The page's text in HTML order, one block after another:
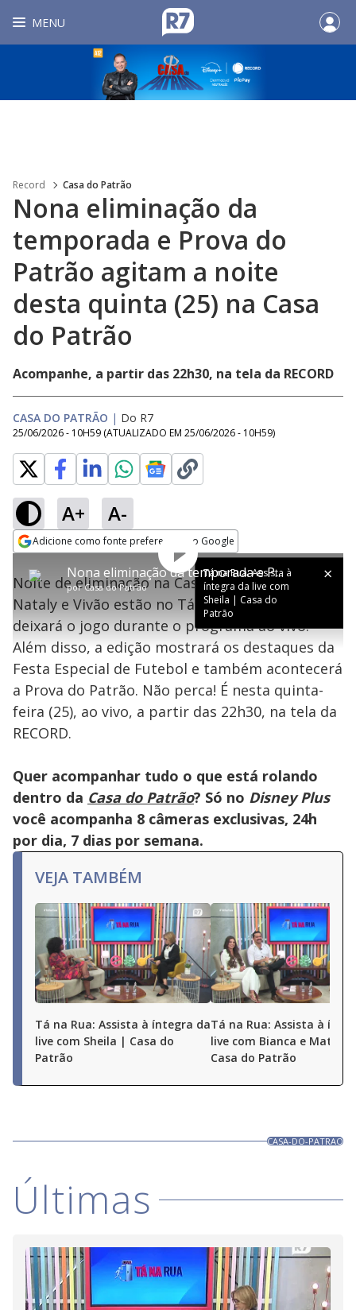
MENU
Record Casa do Patrão
Nona eliminação da
temporada e Prova do
Patrão agitam a noite
desta quinta (25) na Casa
do Patrão
Acompanhe, a partir das 22h30, na tela da RECORD
CASA DO PATRÃO | Do R7
25/06/2026 - 10H59 (ATUALIZADO EM 25/06/2026 - 10H59)
A+ A-
Adicione como fonte preferencial no Google
Play
Video
Nona eliminação da temporada e Prova do Patrão agitam a noite desta quinta (25) na Casa do Patrão
por Casa do Patrão
Tá na Rua: Assista à
íntegra da live com
Sheila | Casa do
Patrão
a
window.
modal
be
by
the
Escape
key
or
activating
button.
Tocar
Vídeo
Tá na Rua: Assista à
íntegra da live com Sheila |
Casa do Patrão
Close
Noite de eliminação na Casa do Patrão! Jackson,
Nataly e Vivão estão no Tá na Reta e um deles
deixará o jogo durante o programa ao vivo.
Além disso, a edição mostrará os destaques da
Festa Especial de Futebol e também acontecerá
a Prova do Patrão. Não perca! É nesta quinta-
feira (25), ao vivo, a partir das 22h30, na tela da
RECORD.
Quer acompanhar tudo o que está rolando
dentro da Casa do Patrão? Só no Disney Plus
você acompanha 8 câmeras exclusivas, 24h
por dia, 7 dias por semana.
VEJA TAMBÉM
Tá na Rua: Assista à íntegra da
live com Sheila | Casa do
Patrão
Tá na Rua: Assista à
live com Bianca e
Casa do Patrão
CASA-DO-PATRAO
Últimas